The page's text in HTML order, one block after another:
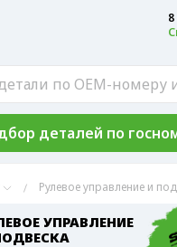
деталей по
Рулевое управление и
УПРАВЛЕНИЕ